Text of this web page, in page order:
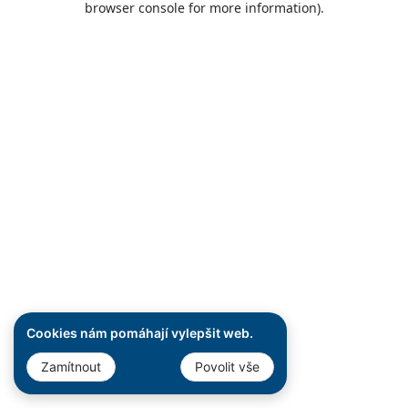
Cookies nám pomáhají vylepšit web.
Zamítnout Povolit vše
browser console for more information).